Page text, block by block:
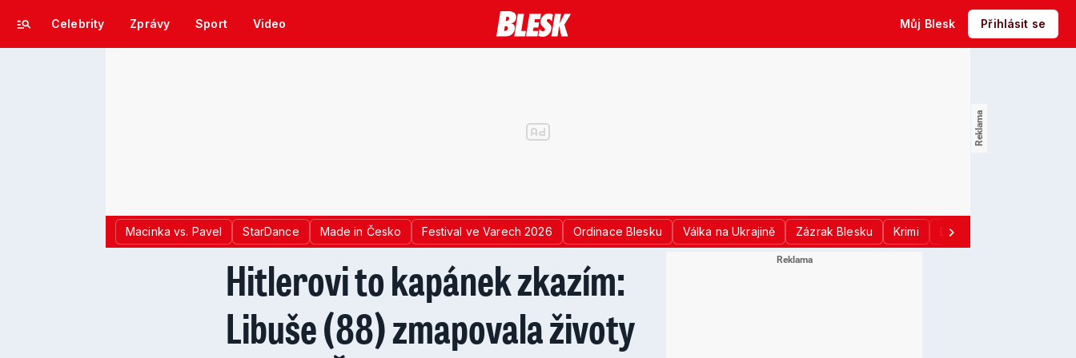
Celebrity Zprávy Sport Video Můj Blesk Přihlásit se
Macinka vs. Pavel StarDance Made in Česko Festival ve Varech 2026 Ordinace Blesku Válka na Ukrajině Zázrak Blesku Krimi Donald Trump
Hitlerovi to kapánek zkazím:
Libuše (88) zmapovala životy